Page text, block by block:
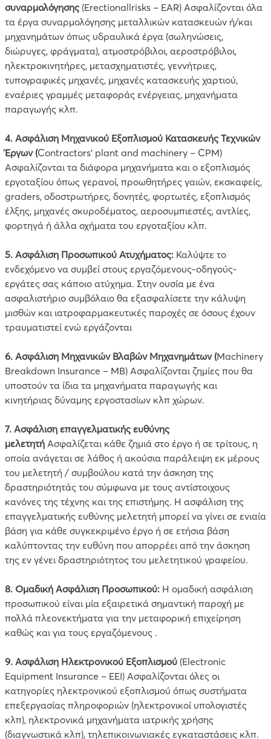
συναρμολόγησης(Erectionallrisks – EAR) Ασφαλίζονται όλα
τα έργα συναρμολόγησης μεταλλικών κατασκευών ή/και
μηχανημάτων όπως υδραυλικά έργα (σωληνώσεις,
διώρυγες, φράγματα), ατμοστρόβιλοι, αεροστρόβιλοι,
ηλεκτροκινητήρες, μετασχηματιστές, γεννήτριες,
τυπογραφικές μηχανές, μηχανές κατασκευής χαρτιού,
εναέριες γραμμές μεταφοράς ενέργειας, μηχανήματα
παραγωγής κλπ.
4. Ασφάλιση Μηχανικού Εξοπλισμού Κατασκευής Τεχνικών
Έργων (Contractors’ plant and machinery – CPM)
Ασφαλίζονται τα διάφορα μηχανήματα και ο εξοπλισμός
εργοταξίου όπως γερανοί, προωθητήρες γαιών, εκσκαφείς,
graders, οδοστρωτήρες, δονητές, φορτωτές, εξοπλισμός
έλξης, μηχανές σκυροδέματος, αεροσυμπιεστές, αντλίες,
φορτηγά ή άλλα οχήματα του εργοταξίου κλπ.
5. Ασφάλιση Προσωπικού Ατυχήματος: Καλύψτε το
ενδεχόμενο να συμβεί στους εργαζόμενους-οδηγούς-
εργάτες σας κάποιο ατύχημα. Στην ουσία με ένα
ασφαλιστήριο συμβόλαιο θα εξασφαλίσετε την κάλυψη
μισθών και ιατροφαρμακευτικές παροχές σε όσους έχουν
τραυματιστεί ενώ εργάζονται
6. Ασφάλιση Μηχανικών Βλαβών Μηχανημάτων (Machinery
Breakdown Insurance – MB) Ασφαλίζονται ζημίες που θα
υποστούν τα ίδια τα μηχανήματα παραγωγής και
κινητήριας δύναμης εργοστασίων κλπ χώρων.
7. Aσφάλιση επαγγελματικής ευθύνης
μελετητή Ασφαλίζεται κάθε ζημιά στο έργο ή σε τρίτους, η
οποία ανάγεται σε λάθος ή ακούσια παράλειψη εκ μέρους
του μελετητή / συμβούλου κατά την άσκηση της
δραστηριότητάς του σύμφωνα με τους αντίστοιχους
κανόνες της τέχνης και της επιστήμης. H ασφάλιση της
επαγγελματικής ευθύνης μελετητή μπορεί να γίνει σε ενιαία
βάση για κάθε συγκεκριμένο έργο ή σε ετήσια βάση
καλύπτοντας την ευθύνη που απορρέει από την άσκηση
της εν γένει δραστηριότητος του μελετητικού γραφείου.
8. Ομαδική Ασφάλιση Προσωπικού: Η ομαδική ασφάλιση
προσωπικού είναι μία εξαιρετικά σημαντική παροχή με
πολλά πλεονεκτήματα για την μεταφορική επιχείρηση
καθώς και για τους εργαζόμενους .
9. Ασφάλιση Ηλεκτρονικού Εξοπλισμού (Electronic
Equipment Insurance – EEI) Ασφαλίζονται όλες οι
κατηγορίες ηλεκτρονικού εξοπλισμού όπως συστήματα
επεξεργασίας πληροφοριών (ηλεκτρονικοί υπολογιστές
κλπ), ηλεκτρονικά μηχανήματα ιατρικής χρήσης
(διαγνωστικά κλπ), τηλεπικοινωνιακές εγκαταστάσεις κλπ.